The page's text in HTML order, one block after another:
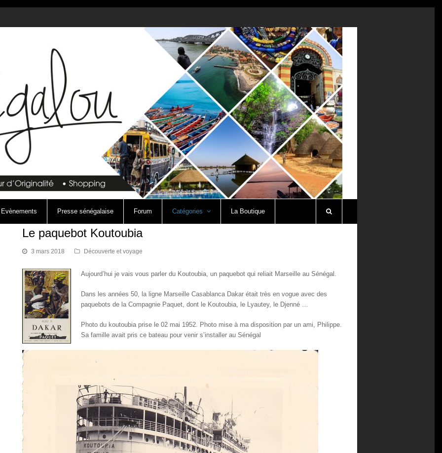
Evènements Presse sénégalaise Forum Catégories La Boutique
Le paquebot Koutoubia
3 mars 2018 Découverte et voyage
Aujourd’hui je vais vous parler du Koutoubia, un paquebot qui reliait Marseille au Sénégal.
Dans les années 50, la ligne Marseille Casablanca Dakar était très en vogue avec des
paquebots de la Compagnie Paquet, dont le Koutoubia, le Lyautey, le Djenné …
Photo du koutoubia prise le 02 mai 1952. Photo mise à ma disposition par un ami, Philippe.
Sa famille avait pris ce bateau pour venir s’installer au Sénégal